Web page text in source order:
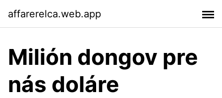
affarerelca.web.app
Milión dongov pre
nás doláre